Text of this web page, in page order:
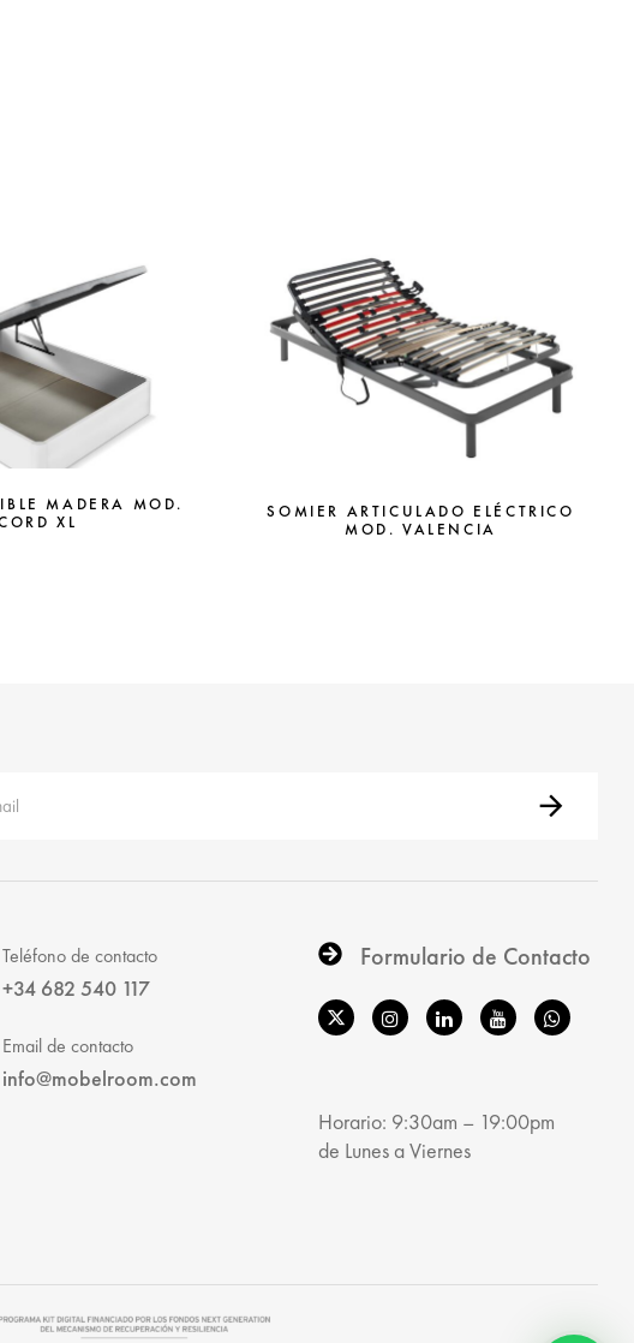
MADERA MOD.
XL
SOMIER ARTICULADO ELÉCTRICO
MOD. VALENCIA
Teléfono de contacto
+34 682 540 117
Email de contacto
info@mobelroom.com
Formulario de Contacto
Horario: 9:30am – 19:00pm
de Lunes a Viernes